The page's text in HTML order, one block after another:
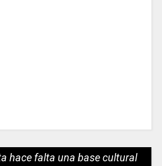
hace falta una base cultural